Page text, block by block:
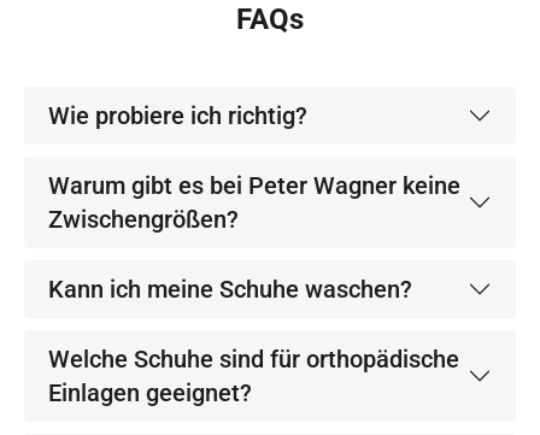
FAQs
Wie probiere ich richtig?
Warum gibt es bei Peter Wagner keine
Zwischengrößen?
Kann ich meine Schuhe waschen?
Welche Schuhe sind für orthopädische
Einlagen geeignet?